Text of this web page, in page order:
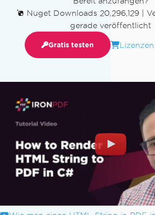
Nuget Downloads 20,296,129|
gerade veröffentlicht
Gratis testen